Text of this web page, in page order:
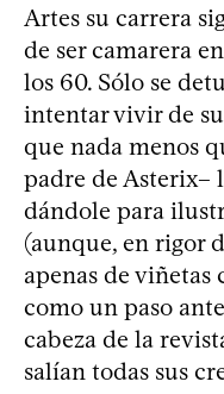
Artes su carrera
de ser camarera
los 60. Sólo se
intentar vivir de
que nada menos
padre de Asterix–
dándole para
(aunque, en rigor
apenas de viñetas
como un paso
cabeza de la
salían todas sus